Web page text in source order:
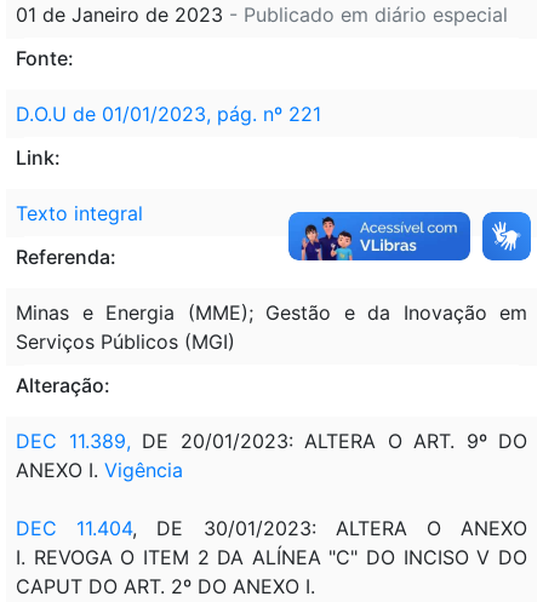
01 de Janeiro de 2023 - Publicado em diário especial
Fonte:
D.O.U de 01/01/2023, pág. nº 221
Link:
Texto integral
Referenda:
Minas e Energia (MME); Gestão e da Inovação em
Serviços Públicos (MGI)
Alteração:
DEC 11.389,DE 20/01/2023: ALTERA O ART. 9º DO
ANEXO I. Vigência
DEC 11.404, DE 30/01/2023: ALTERA O ANEXO
I. REVOGA O ITEM 2 DA ALÍNEA "C" DO INCISO V DO
CAPUT DO ART. 2º DO ANEXO I.